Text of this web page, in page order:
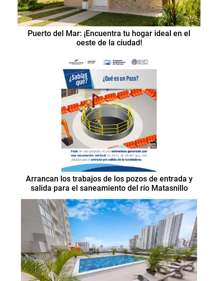
Puerto del Mar: ¡Encuentra tu hogar ideal en el
oeste de la ciudad!
Arrancan los trabajos de los pozos de entrada y
salida para el saneamiento del río Matasnillo